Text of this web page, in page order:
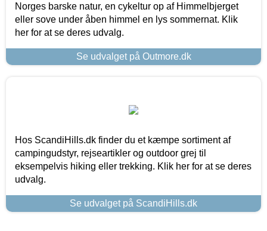
Norges barske natur, en cykeltur op af Himmelbjerget
eller sove under åben himmel en lys sommernat. Klik
her for at se deres udvalg.
Se udvalget på Outmore.dk
Hos ScandiHills.dk finder du et kæmpe sortiment af
campingudstyr, rejseartikler og outdoor grej til
eksempelvis hiking eller trekking. Klik her for at se deres
udvalg.
Se udvalget på ScandiHills.dk